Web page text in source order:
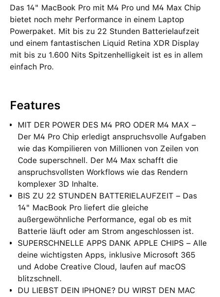
Das 14" MacBook Pro mit M4 Pro und M4 Max Chip
bietet noch mehr Performance in einem Laptop
Powerpaket. Mit bis zu 22 Stunden Batterielaufzeit
und einem fantastischen Liquid Retina XDR Display
mit bis zu 1.600 Nits Spitzenhelligkeit ist es in allem
einfach Pro.
Features
MIT DER POWER DES M4 PRO ODER M4 MAX –
Der M4 Pro Chip erledigt anspruchsvolle Aufgaben
wie das Kompilieren von Millionen von Zeilen von
Code superschnell. Der M4 Max schafft die
anspruchsvollsten Workflows wie das Rendern
komplexer 3D Inhalte.
BIS ZU 22 STUNDEN BATTERIELAUFZEIT – Das
14" MacBook Pro liefert die gleiche
außergewöhnliche Performance, egal ob es mit
Batterie läuft oder am Strom angeschlossen ist.
SUPERSCHNELLE APPS DANK APPLE CHIPS – Alle
deine wichtigsten Apps, inklusive Microsoft 365
und Adobe Creative Cloud, laufen auf macOS
blitzschnell.
DU LIEBST DEIN IPHONE? DU WIRST DEN MAC